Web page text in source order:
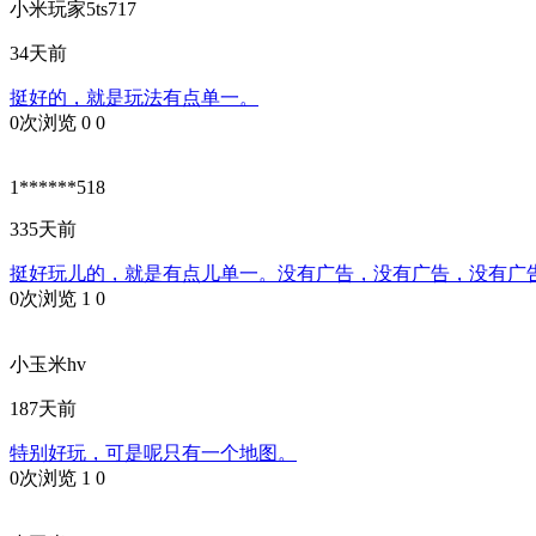
小米玩家5ts717
34天前
挺好的，就是玩法有点单一。
0次浏览 0 0
1******518
335天前
挺好玩儿的，就是有点儿单一。没有广告，没有广告，没有广
0次浏览 1 0
小玉米hv
187天前
特别好玩，可是呢只有一个地图。
0次浏览 1 0